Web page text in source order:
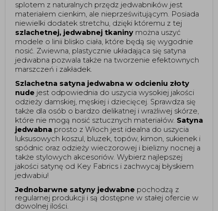
splotem z naturalnych przędz jedwabników jest
materiałem cienkim, ale nieprześwitującym. Posiada
szlachetnej, jedwabnej tkaniny można uszyć
modele o linii blisko ciała, które będą się wygodnie
nosić. Zwiewna, plastycznie układająca się satyna
jedwabna pozwala także na tworzenie efektownych
marszczeń i zakładek.
Szlachetna satyna jedwabna w odcieniu złoty
nude jest odpowiednia do uszycia wysokiej jakości
odzieży damskiej, męskiej i dziecięcej. Sprawdza się
także dla osób o bardzo delikatnej i wrażliwej skórze,
które nie mogą nosić sztucznych materiałów. Satyna
jedwabna prosto z Włoch jest idealna do uszycia
luksusowych koszul, bluzek, topów, kimon, sukienek i
spódnic oraz odzieży wieczorowej i bielizny nocnej a
także stylowych akcesoriów. Wybierz najlepszej
jakości satynę od Key Fabrics i zachwycaj błyskiem
jedwabiu!
Jednobarwne satyny jedwabne pochodzą z
regularnej produkcji i są dostępne w stałej ofercie w
dowolnej ilości.